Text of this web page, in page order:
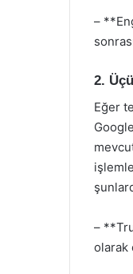
–
2.
Eğer
–
olarak